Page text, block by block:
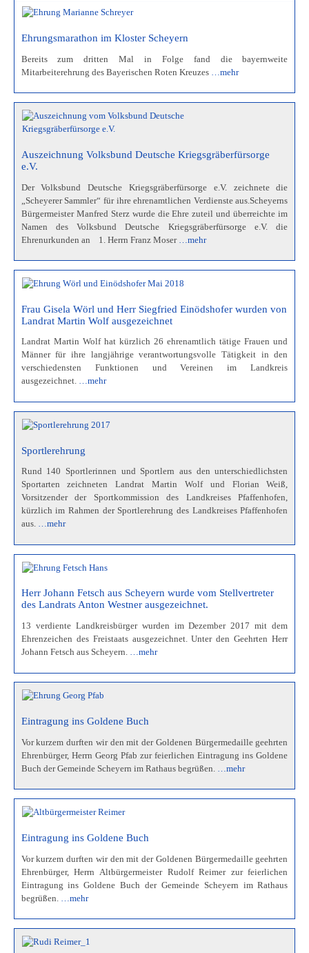
Ehrungsmarathon im Kloster Scheyern
Bereits zum dritten Mal in Folge fand die bayernweite
Mitarbeiterehrung des Bayerischen Roten Kreuzes
…mehr
Auszeichnung Volksbund Deutsche Kriegsgräberfürsorge
e.V.
Der Volksbund Deutsche Kriegsgräberfürsorge e.V. zeichnete die
„Scheyerer Sammler“ für ihre ehrenamtlichen Verdienste aus.Scheyerns
Bürgermeister Manfred Sterz wurde die Ehre zuteil und überreichte im
Namen des Volksbund Deutsche Kriegsgräberfürsorge e.V. die
Ehrenurkunden an 1. Herrn Franz Moser
…mehr
Frau Gisela Wörl und Herr Siegfried Einödshofer wurden von
Landrat Martin Wolf ausgezeichnet
Landrat Martin Wolf hat kürzlich 26 ehrenamtlich tätige Frauen und
Männer für ihre langjährige verantwortungsvolle Tätigkeit in den
verschiedensten Funktionen und Vereinen im Landkreis
ausgezeichnet. …mehr
Sportlerehrung
Rund 140 Sportlerinnen und Sportlern aus den unterschiedlichsten
Sportarten zeichneten Landrat Martin Wolf und Florian Weiß,
Vorsitzender der Sportkommission des Landkreises Pfaffenhofen,
kürzlich im Rahmen der Sportlerehrung des Landkreises Pfaffenhofen
aus. …mehr
Herr Johann Fetsch aus Scheyern wurde vom Stellvertreter
des Landrats Anton Westner ausgezeichnet.
13 verdiente Landkreisbürger wurden im Dezember 2017 mit dem
Ehrenzeichen des Freistaats ausgezeichnet. Unter den Geehrten Herr
Johann Fetsch aus Scheyern. …mehr
Eintragung ins Goldene Buch
Vor kurzem durften wir den mit der Goldenen Bürgermedaille geehrten
Ehrenbürger, Herrn Georg Pfab zur feierlichen Eintragung ins Goldene
Buch der Gemeinde Scheyern im Rathaus begrüßen. …mehr
Eintragung ins Goldene Buch
Vor kurzem durften wir den mit der Goldenen Bürgermedaille geehrten
Ehrenbürger, Herrn Altbürgermeister Rudolf Reimer zur feierlichen
Eintragung ins Goldene Buch der Gemeinde Scheyern im Rathaus
begrüßen.
…mehr